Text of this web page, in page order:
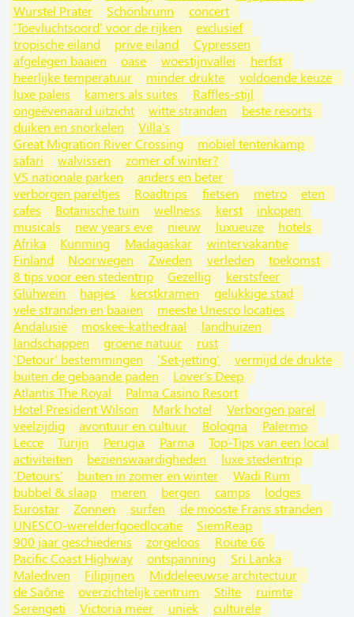
Wurstel Prater
Schönbrunn
concert
'Toevluchtsoord' voor de rijken
exclusief
tropische eiland
prive eiland
Cypressen
afgelegen baaien
oase woestijnvallei
herfst
heerlijke temperatuur
minder drukte
voldoende keuze
luxe paleis
kamers als suites
Raffles-stijl
ongeëvenaard uitzicht
witte stranden
beste resorts
duiken en snorkelen
Villa's
Great Migration River Crossing
mobiel tentenkamp
safari
walvissen
zomer of winter?
VS nationale parken
anders en beter
verborgen pareltjes
Roadtrips fietsen metro
eten
cafes
Botanische tuin wellness kerst
inkopen
musicals
new years eve nieuw luxueuze
hotels
Afrika
Kunming Madagaskar
wintervakantie
Finland
Noorwegen Zweden verleden
toekomst
8 tips voor een stedentrip
Gezellig
kerstsfeer
Glühwein
hapjes kerstkramen
gelukkige stad
vele stranden en baaien
meeste Unesco locaties
Andalusië
moskee-kathedraal
landhuizen
landschappen
groene natuur
rust
'Detour' bestemmingen
'Set-jetting'
vermijd de drukte
buiten de gebaande paden
Lover's Deep
Atlantis The Royal
Palma Casino Resort
Hotel President Wilson
Mark hotel
Verborgen parel
veelzijdig
avontuur en cultuur Bologna
Palermo
Lecce
Turijn Perugia Parma
Top-Tips van een local
activiteiten
bezienswaardigheden
luxe stedentrip
'Detours'
buiten in zomer en winter
Wadi Rum
bubbel & slaap
meren bergen camps
lodges
Eurostar
Zonnen surfen
de mooste Frans stranden
UNESCO-werelderfgoedlocatie
SiemReap
900 jaar geschiedenis
zorgeloos
Route 66
Pacific Coast Highway
ontspanning
Sri Lanka
Malediven
Filipijnen
Middeleeuwse architectuur
de Saône
overzichtelijk centrum Stilte
ruimte
Serengeti
Victoria meer uniek
culturele